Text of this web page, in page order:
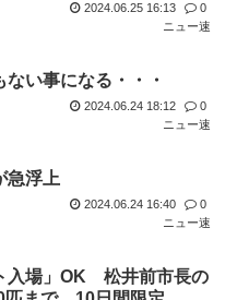
2024.06.25 16:13
0
ニュー速
い事になる・・・
2024.06.24 18:12
0
ニュー速
急浮上
2024.06.24 16:40
0
ニュー速
入場」OK 松井前市長の